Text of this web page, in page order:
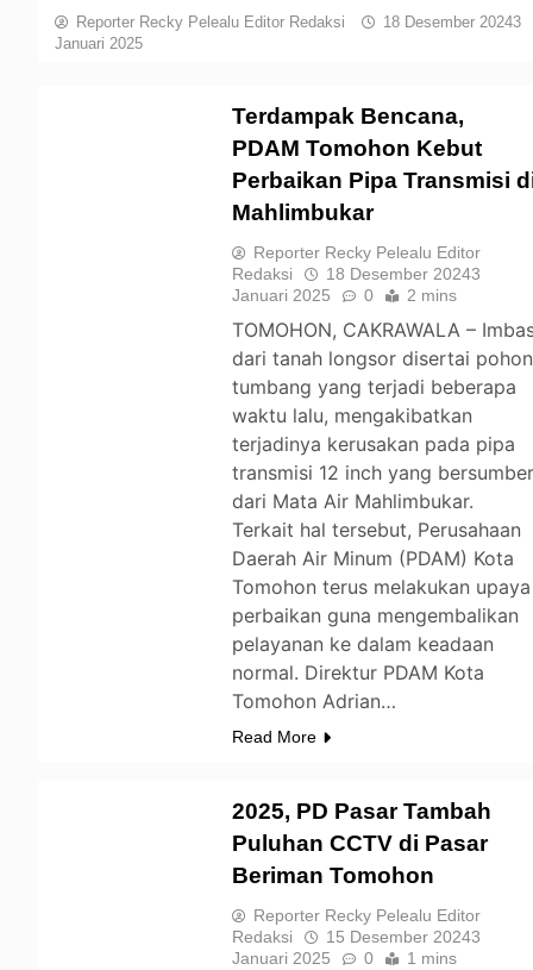
RI Reporter Recky Pelealu Editor Redaksi 18 Desember 20243
Januari 2025
Terdampak Bencana,
PDAM Tomohon Kebut
Perbaikan Pipa Transmisi
Mahlimbukar
Reporter Recky Pelealu Editor
Redaksi
18 Desember 20243
Januari 2025
0 2 mins
TOMOHON, CAKRAWALA –
dari tanah longsor disertai pohon
tumbang yang terjadi beberapa
waktu lalu, mengakibatkan
terjadinya kerusakan pada pipa
transmisi 12 inch yang
dari Mata Air Mahlimbukar.
Terkait hal tersebut, Perusahaan
Daerah Air Minum (PDAM) Kota
Tomohon terus melakukan upaya
perbaikan guna mengembalikan
pelayanan ke dalam keadaan
normal. Direktur PDAM Kota
Tomohon Adrian…
Read More
2025, PD Pasar Tambah
Puluhan CCTV di Pasar
Beriman Tomohon
Reporter Recky Pelealu Editor
Redaksi
15 Desember 20243
Januari 2025
0 1 mins